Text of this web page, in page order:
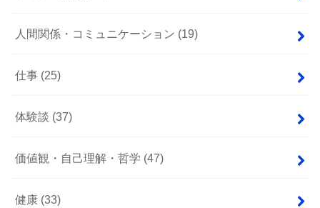
人間関係・コミュニケーション (19)
仕事 (25)
体験談 (37)
価値観・自己理解・哲学 (47)
健康 (33)